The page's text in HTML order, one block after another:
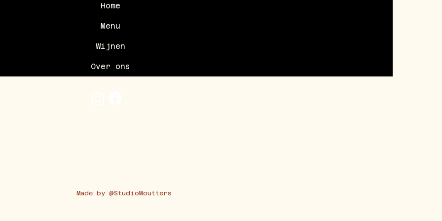
Home
Menu
Wijnen
Over ons
Made by @StudioWoutters